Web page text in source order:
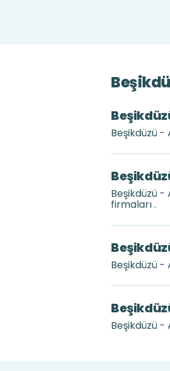
Beşikdüzü -
Beşikdüzü
firmaları .
Beşikdüzü -
Beşikdüzü -